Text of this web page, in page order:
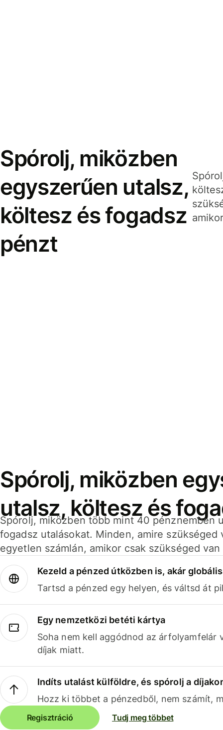
Spórolj, miközben
egyszerűen utalsz,
költesz és fogadsz
pénzt
Spórolj, miközben
utalsz, költesz és
Spórolj, miközben több mint 40 pénznemben
fogadsz utalásokat. Minden, amire szükséged
egyetlen számlán, amikor csak szükséged van
Kezeld a pénzed útközben is, akár
Tartsd a pénzed egy helyen, és váltsd át
Egy nemzetközi betéti kártya
Soha nem kell aggódnod az árfolyamfelár
díjak miatt.
Indíts utalást külföldre, és spórolj a
Hozz ki többet a pénzedből, nem számít,
Regisztráció Tudj meg többet